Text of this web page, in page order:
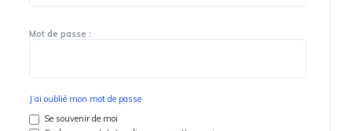
Mot de passe :
J’ai oublié mon mot de passe
Se souvenir de moi